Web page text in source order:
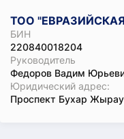
ТОО
БИН
220840018204
Руководитель
Федоров Вадим
Юридический адрес:
Проспект Бухар